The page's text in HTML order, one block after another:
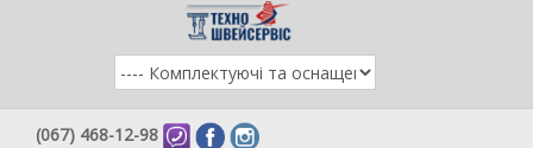
(067) 468-12-98